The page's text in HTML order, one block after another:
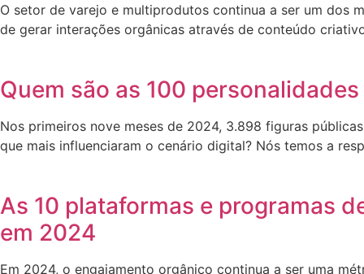
O setor de varejo e multiprodutos continua a ser um dos
de gerar interações orgânicas através de conteúdo
Quem são as 100
Nos primeiros nove meses de 2024, 3.898 figuras
que mais influenciaram o cenário digital? Nós temos a
As 10 plataformas e programas
em 2024
Em 2024, o engajamento orgânico continua a ser uma